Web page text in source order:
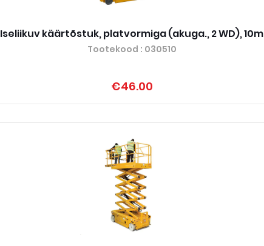
Iseliikuv käärtõstuk, platvormiga (akuga., 2 WD), 10m
Tootekood : 030510
€46.00